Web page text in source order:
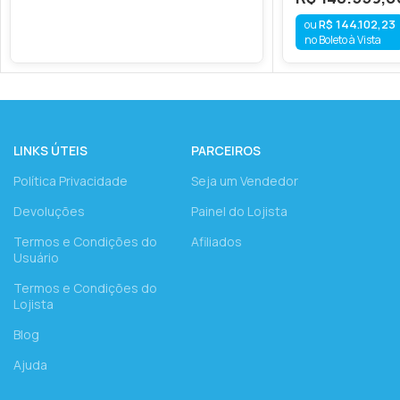
R$ 144.102,23
no Boleto à Vista
LINKS ÚTEIS
Política Privacidade
Devoluções
Termos e Condições do
Usuário
Termos e Condições do
Lojista
Blog
Ajuda
PARCEIROS
Seja um Vendedor
Painel do Lojista
Afiliados